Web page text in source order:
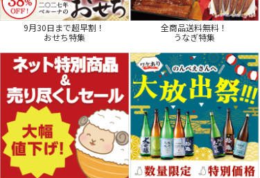
9月30日まで超早割！
おせち特集
全商品送料無料！
うなぎ特集